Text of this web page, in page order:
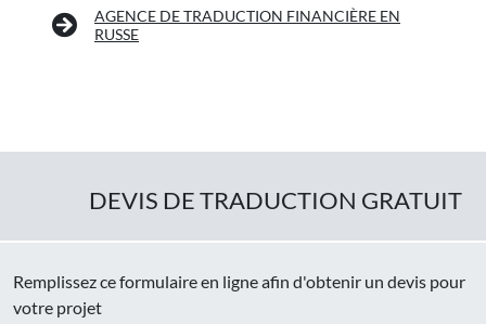
AGENCE DE TRADUCTION FINANCIÈRE EN
RUSSE
DEVIS DE TRADUCTION GRATUIT
Remplissez ce formulaire en ligne afin d'obtenir un devis pour
votre projet